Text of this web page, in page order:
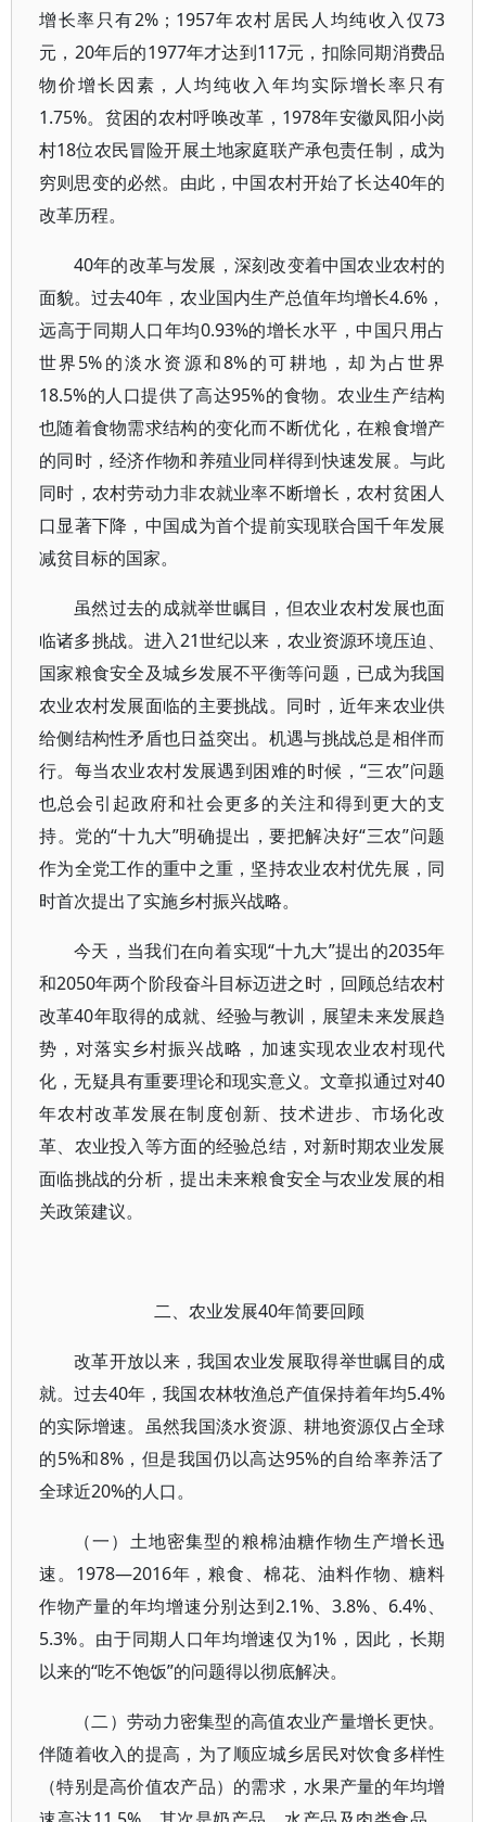
增长率只有2%；1957年农村居民人均纯收入仅73
元，20年后的1977年才达到117元，扣除同期消费品
物价增长因素，人均纯收入年均实际增长率只有
1.75%。贫困的农村呼唤改革，1978年安徽凤阳小岗
村18位农民冒险开展土地家庭联产承包责任制，成为
穷则思变的必然。由此，中国农村开始了长达40年的
改革历程。
40年的改革与发展，深刻改变着中国农业农村的
面貌。过去40年，农业国内生产总值年均增长4.6%，
远高于同期人口年均0.93%的增长水平，中国只用占
世界5%的淡水资源和8%的可耕地，却为占世界
18.5%的人口提供了高达95%的食物。农业生产结构
也随着食物需求结构的变化而不断优化，在粮食增产
的同时，经济作物和养殖业同样得到快速发展。与此
同时，农村劳动力非农就业率不断增长，农村贫困人
口显著下降，中国成为首个提前实现联合国千年发展
减贫目标的国家。
虽然过去的成就举世瞩目，但农业农村发展也面
临诸多挑战。进入21世纪以来，农业资源环境压迫、
国家粮食安全及城乡发展不平衡等问题，已成为我国
农业农村发展面临的主要挑战。同时，近年来农业供
给侧结构性矛盾也日益突出。机遇与挑战总是相伴而
行。每当农业农村发展遇到困难的时候，“三农”问题
也总会引起政府和社会更多的关注和得到更大的支
持。党的“十九大”明确提出，要把解决好“三农”问题
作为全党工作的重中之重，坚持农业农村优先展，同
时首次提出了实施乡村振兴战略。
今天，当我们在向着实现“十九大”提出的2035年
和2050年两个阶段奋斗目标迈进之时，回顾总结农村
改革40年取得的成就、经验与教训，展望未来发展趋
势，对落实乡村振兴战略，加速实现农业农村现代
化，无疑具有重要理论和现实意义。文章拟通过对40
年农村改革发展在制度创新、技术进步、市场化改
革、农业投入等方面的经验总结，对新时期农业发展
面临挑战的分析，提出未来粮食安全与农业发展的相
关政策建议。
二、农业发展40年简要回顾
改革开放以来，我国农业发展取得举世瞩目的成
就。过去40年，我国农林牧渔总产值保持着年均5.4%
的实际增速。虽然我国淡水资源、耕地资源仅占全球
的5%和8%，但是我国仍以高达95%的自给率养活了
全球近20%的人口。
（一）土地密集型的粮棉油糖作物生产增长迅
速。1978—2016年，粮食、棉花、油料作物、糖料
作物产量的年均增速分别达到2.1%、3.8%、6.4%、
5.3%。由于同期人口年均增速仅为1%，因此，长期
以来的“吃不饱饭”的问题得以彻底解决。
（二）劳动力密集型的高值农业产量增长更快。
伴随着收入的提高，为了顺应城乡居民对饮食多样性
（特别是高价值农产品）的需求，水果产量的年均增